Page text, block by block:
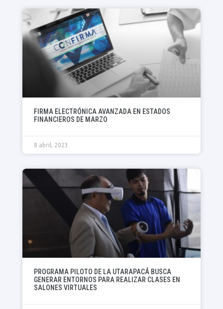
FIRMA ELECTRÓNICA AVANZADA EN ESTADOS
FINANCIEROS DE MARZO
8 abril, 2023
PROGRAMA PILOTO DE LA UTARAPACÁ BUSCA
GENERAR ENTORNOS PARA REALIZAR CLASES EN
SALONES VIRTUALES